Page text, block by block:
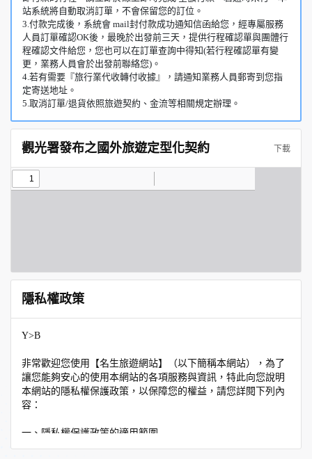
站系統將自動取消訂單，不會保留您的訂位。
3.付款完成後，系統會 mail封付款成功通知信函給您，經專屬服務
人員訂單確認OK後，最晚於出發前三天，提供行程確認單與團體行
程確認文件給您，您也可以在訂單查詢中得知(若行程確認單有變
更，業務人員會於出發前聯絡您)。
4.若有需要『旅行業代收轉付收據』，請通知業務人員郵寄到您指
定寄送地址。
5.取消訂單/退貨依照旅遊契約、金流等相關規定辦理。
觀光署發布之國外旅遊定型化契約 下載
隱私權政策
Y>B
非常歡迎您使用【名生旅遊網站】（以下簡稱本網站），為了
讓您能夠安心的使用本網站的各項服務與資訊，特此向您說明
本網站的隱私權保護政策，以保障您的權益，請您詳閱下列內
容：
一、隱私權保護政策的適用範圍
隱私權保護政策內容，包括本網站如何處理在您使用網站服務